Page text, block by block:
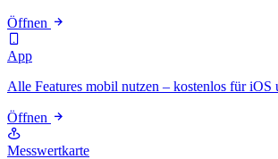
Öffnen
App
Alle Features mobil nutzen – kostenlos für iOS
Öffnen
Messwertkarte